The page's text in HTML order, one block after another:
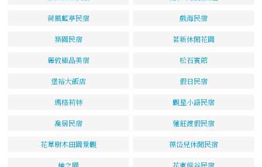
荷風藍亭民宿 戲海民宿
築園民宿 茗新休閒花園
麗敦極品美宿 松石賓館
堡裕大飯店 假日民宿
瑪格莉特 觀星小語民宿
喬居民宿 蓮莊渡假民宿
花草樹木田園景觀 葆岱兒休閒民宿
檜之園 花東縱谷民宿